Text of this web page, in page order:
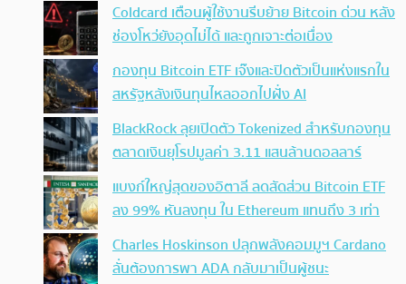
Coldcard เตือนผู้ใช้งานรีบย้าย Bitcoin ด่วน หลัง
ช่องโหว่ยังอุดไม่ได้ และถูกเจาะต่อเนื่อง
กองทุน Bitcoin ETF เจ๊งและปิดตัวเป็นแห่งแรกใน
สหรัฐหลังเงินทุนไหลออกไปฝั่ง AI
BlackRock ลุยเปิดตัว Tokenized สำหรับกองทุน
ตลาดเงินยุโรปมูลค่า 3.11 แสนล้านดอลลาร์
แบงก์ใหญ่สุดของอิตาลี ลดสัดส่วน Bitcoin ETF
ลง 99% หันลงทุน ใน Ethereum แทนถึง 3 เท่า
Charles Hoskinson ปลุกพลังคอมมูฯ Cardano
ลั่นต้องการพา ADA กลับมาเป็นผู้ชนะ